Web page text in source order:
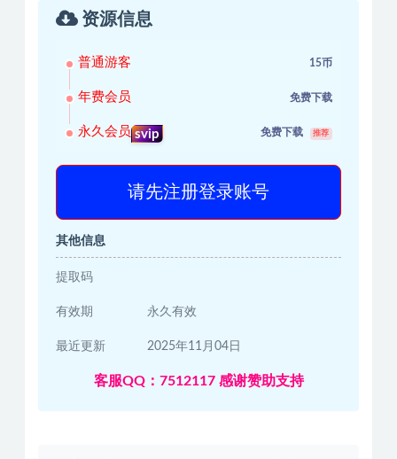
资源信息
普通游客 15币
年费会员 免费下载
永久会员 svip 免费下载 推荐
请先注册登录账号
其他信息
提取码
有效期 永久有效
最近更新 2025年11月04日
客服QQ：7512117 感谢赞助支持